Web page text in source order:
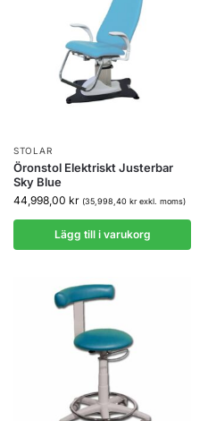
STOLAR
Öronstol Elektriskt Justerbar
Sky Blue
44,998,00 kr (35,998,40 krexkl. moms)
Lägg till i varukorg